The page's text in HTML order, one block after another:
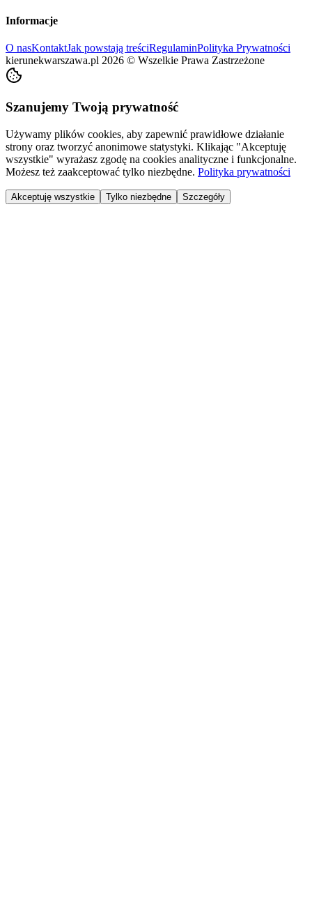
Informacje
O nasKontaktJak powstają treściRegulaminPolityka Prywatności
kierunekwarszawa.pl 2026 © Wszelkie Prawa Zastrzeżone
Szanujemy Twoją prywatność
Używamy plików cookies, aby zapewnić prawidłowe działanie
strony oraz tworzyć anonimowe statystyki. Klikając "Akceptuję
wszystkie" wyrażasz zgodę na cookies analityczne i funkcjonalne.
Możesz też zaakceptować tylko niezbędne. Polityka prywatności
Akceptuję wszystkie Tylko niezbędne Szczegóły